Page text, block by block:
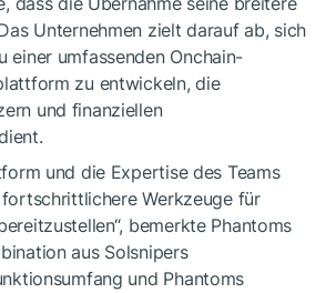
Unternehmen zielt darauf ab, sich
einer umfassenden Onchain-
zu entwickeln, die
und finanziellen
und die Expertise des Teams
Werkzeuge für
bemerkte Phantoms
aus Solsnipers
und Phantoms